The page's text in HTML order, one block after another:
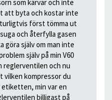
som kärvar och inte
att byta och kostar inte
först tömma ut
och återfylla gasen
göra själv om man inte
själv på min V60
reglerventilen och nu
vilken kompressor du
etiketten, min var en
billigast på